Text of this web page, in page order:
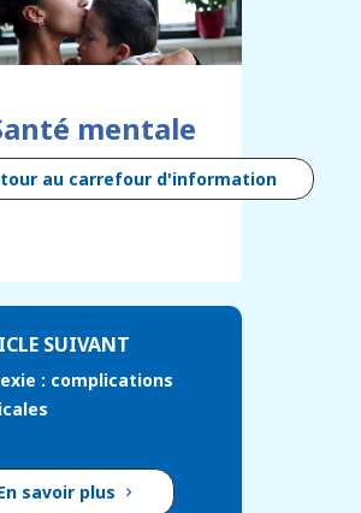
mentale
au carrefour d'information
SUIVANT
: complications
savoir plus